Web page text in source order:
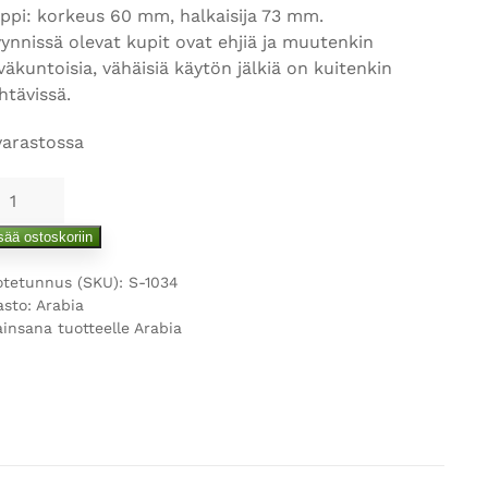
korkeus 60 mm, halkaisija 73 mm.
olevat kupit ovat ehjiä ja muutenkin
vähäisiä käytön jälkiä on kuitenkin
ostoskoriin
(SKU): S-1034
Arabia
tuotteelle Arabia